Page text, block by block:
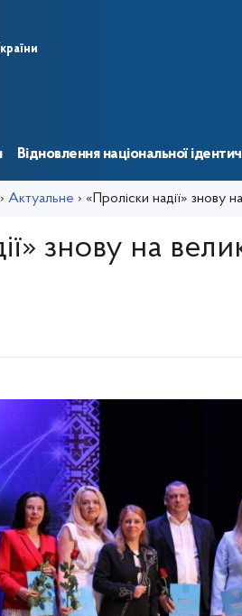
Відновлення національної
› Актуальне › «Проліски надії» знову
знову на